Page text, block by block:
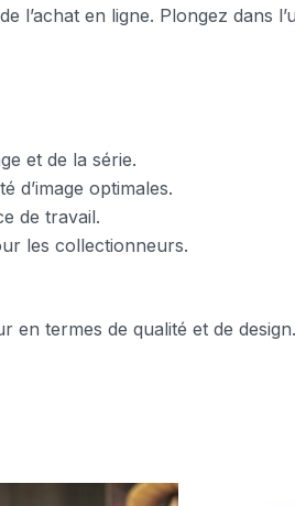
en ligne. Plongez dans
et de la série.
d’image optimales.
de travail.
les collectionneurs.
en termes de qualité et de design.